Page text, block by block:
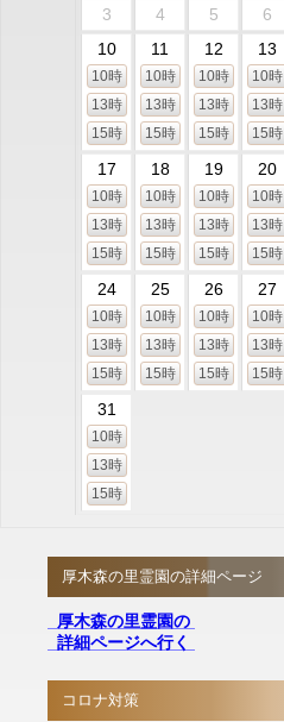
3
4 5 6
10
10時
13時
15時
11
10時
13時
15時
12
10時
13時
15時
13
10時
13時
15時
17
10時
13時
15時
18
10時
13時
15時
19
10時
13時
15時
20
10時
13時
15時
24
10時
13時
15時
25
10時
13時
15時
26
10時
13時
15時
27
10時
13時
15時
31
10時
13時
15時
厚木森の里霊園の詳細ページ
厚木森の里霊園の
詳細ページへ行く
コロナ対策